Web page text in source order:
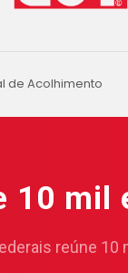
de Acolhimento
10 mil
reúne 10